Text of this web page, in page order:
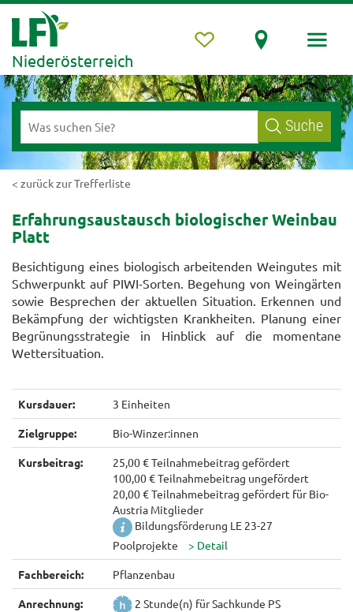
Niederösterreich
Suche
< zurück zur Trefferliste
Erfahrungsaustausch biologischer Weinbau
Platt
Besichtigung eines biologisch arbeitenden Weingutes mit
Schwerpunkt auf PIWI-Sorten. Begehung von Weingärten
sowie Besprechen der aktuellen Situation. Erkennen und
Bekämpfung der wichtigsten Krankheiten. Planung einer
Begrünungsstrategie in Hinblick auf die momentane
Wettersituation.
Kursdauer: 3 Einheiten
Zielgruppe: Bio-Winzer:innen
Kursbeitrag:
25,00 € Teilnahmebeitrag gefördert
100,00 € Teilnahmebeitrag ungefördert
20,00 € Teilnahmebeitrag gefördert für Bio-
Austria Mitglieder
Bildungsförderung LE 23-27
Poolprojekte
Fachbereich: Pflanzenbau
Anrechnung:
2 Stunde(n) für Sachkunde PS